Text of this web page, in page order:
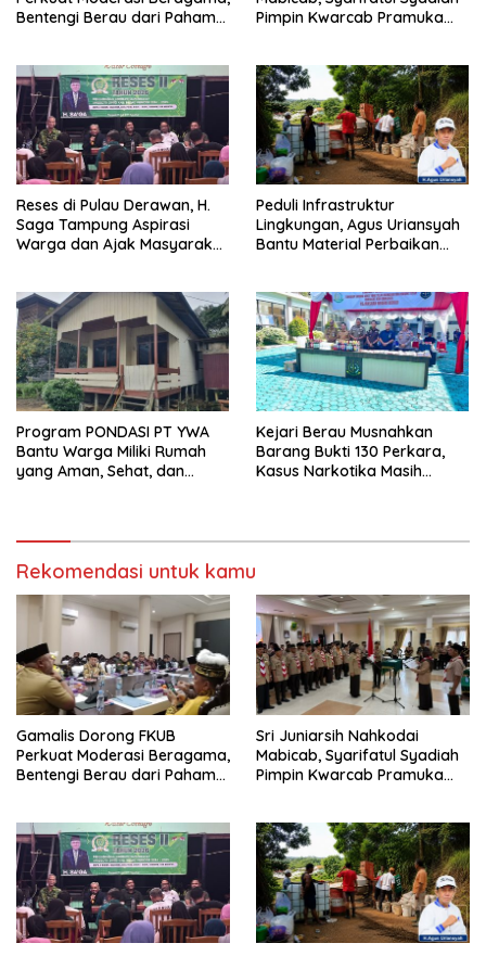
Bentengi Berau dari Paham
Pimpin Kwarcab Pramuka
Reses di Pulau Derawan, H.
Saga Tampung Aspirasi
Warga dan Ajak Masyarakat
Peduli Infrastruktur
Lingkungan, Agus Uriansyah
Bantu Material Perbaikan
Program PONDASI PT YWA
Bantu Warga Miliki Rumah
yang Aman, Sehat, dan
Kejari Berau Musnahkan
Barang Bukti 130 Perkara,
Kasus Narkotika Masih
Rekomendasi untuk kamu
Gamalis Dorong FKUB
Perkuat Moderasi Beragama,
Bentengi Berau dari Paham
Sri Juniarsih Nahkodai
Mabicab, Syarifatul Syadiah
Pimpin Kwarcab Pramuka